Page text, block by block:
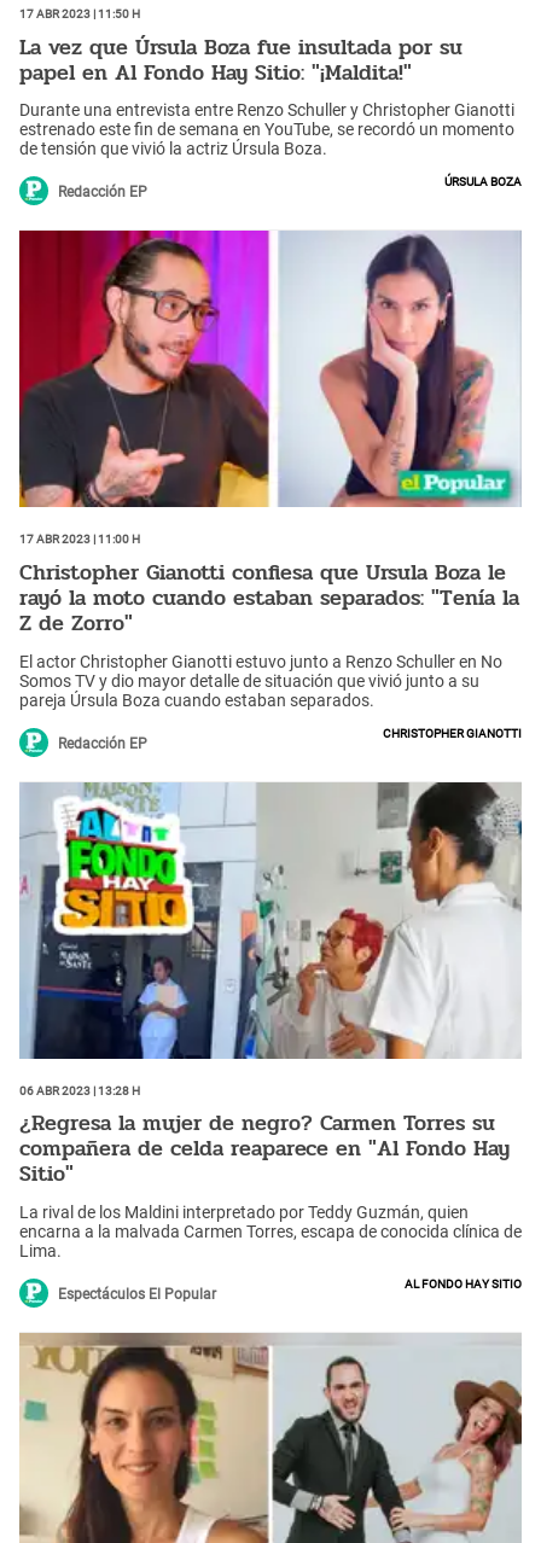
17 Abr 2023 | 11:50 h
La vez que Úrsula Boza fue insultada por su
papel en Al Fondo Hay Sitio: "¡Maldita!"
Durante una entrevista entre Renzo Schuller y Christopher Gianotti
estrenado este fin de semana en YouTube, se recordó un momento
de tensión que vivió la actriz Úrsula Boza.
Redacción EP
Úrsula Boza
17 Abr 2023 | 11:00 h
Christopher Gianotti confiesa que Ursula Boza le
rayó la moto cuando estaban separados: "Tenía la
Z de Zorro"
El actor Christopher Gianotti estuvo junto a Renzo Schuller en No
Somos TV y dio mayor detalle de situación que vivió junto a su
pareja Úrsula Boza cuando estaban separados.
Redacción EP
Christopher Gianotti
06 Abr 2023 | 13:28 h
¿Regresa la mujer de negro? Carmen Torres su
compañera de celda reaparece en "Al Fondo Hay
Sitio"
La rival de los Maldini interpretado por Teddy Guzmán, quien
encarna a la malvada Carmen Torres, escapa de conocida clínica de
Lima.
Espectáculos El Popular
Al fondo hay sitio